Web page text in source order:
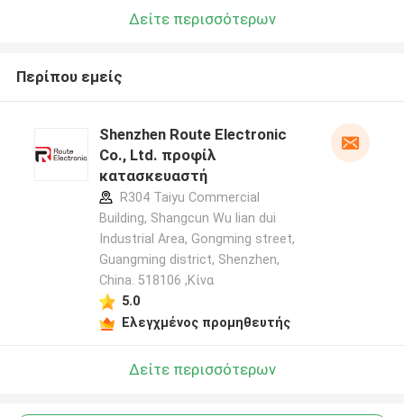
Δείτε περισσότερων
Περίπου εμείς
Shenzhen Route Electronic
Co., Ltd. προφίλ
κατασκευαστή
R304 Taiyu Commercial
Building, Shangcun Wu lian dui
Industrial Area, Gongming street,
Guangming district, Shenzhen,
China. 518106 ,Κίνα
5.0
Ελεγχμένος προμηθευτής
Δείτε περισσότερων